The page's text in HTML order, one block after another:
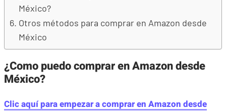
México?
Otros métodos para comprar en Amazon desde
México
¿Como puedo comprar en Amazon desde
México?
Clic aquí para empezar a comprar en Amazon desde